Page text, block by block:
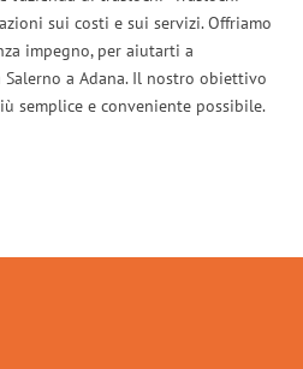
sui costi e sui servizi. Offriamo
impegno, per aiutarti a
a Adana. Il nostro obiettivo
semplice e conveniente possibile.